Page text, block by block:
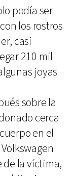
podía ser
los rostros
casi
210 mil
joyas
sobre la
cerca
en el
de la víctima,